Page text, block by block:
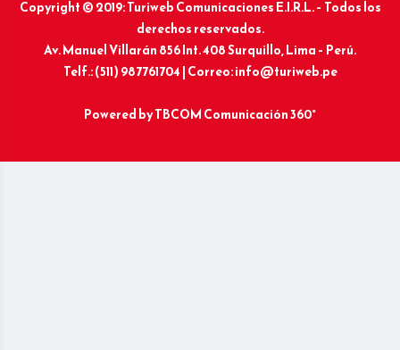
Copyright © 2019: Turiweb Comunicaciones E.I.R.L. – Todos los
derechos reservados.
Av. Manuel Villarán 856 Int. 408 Surquillo, Lima – Perú.
Telf.: (511) 987761704 | Correo: info@turiweb.pe
Powered byTBCOM Comunicación 360°